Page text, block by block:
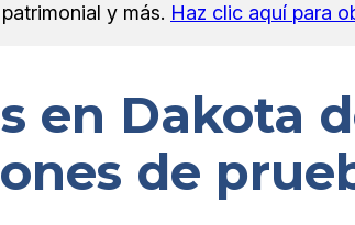
patrimonial y más. Haz clic aquí para
en Dakota
de